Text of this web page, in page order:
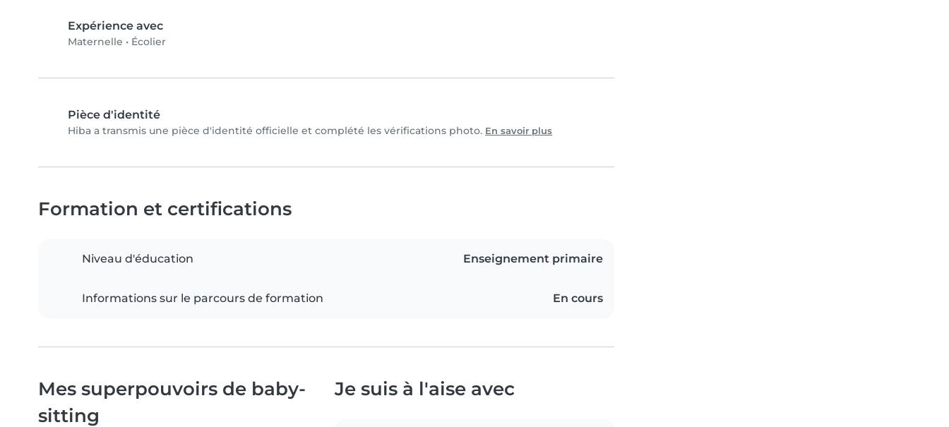
Expérience avec
Maternelle • Écolier
Pièce d'identité
Hiba a transmis une pièce d'identité officielle et complété les vérifications photo. En savoir plus
Formation et certifications
Niveau d'éducation Enseignement primaire
Informations sur le parcours de formation En cours
Mes superpouvoirs de baby-
sitting
Je suis à l'aise avec